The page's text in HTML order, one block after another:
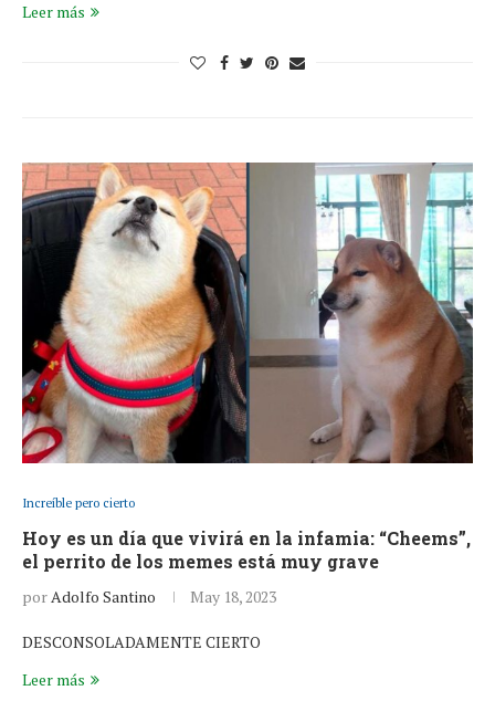
Leer más
Increíble pero cierto
Hoy es un día que vivirá en la infamia: “Cheems”,
el perrito de los memes está muy grave
porAdolfo Santino May 18, 2023
DESCONSOLADAMENTE CIERTO
Leer más